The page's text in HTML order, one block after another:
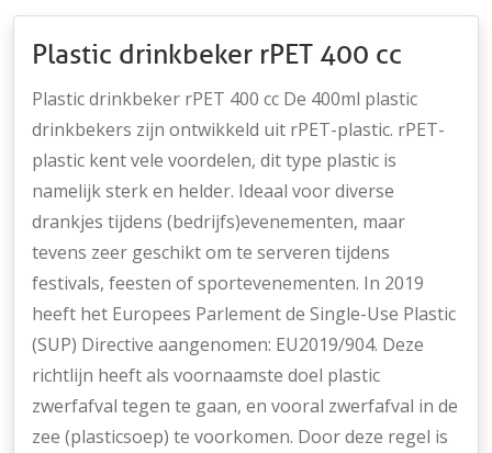
Plastic drinkbeker rPET 400 cc
Plastic drinkbeker rPET 400 cc De 400ml plastic
drinkbekers zijn ontwikkeld uit rPET-plastic. rPET-
plastic kent vele voordelen, dit type plastic is
namelijk sterk en helder. Ideaal voor diverse
drankjes tijdens (bedrijfs)evenementen, maar
tevens zeer geschikt om te serveren tijdens
festivals, feesten of sportevenementen. In 2019
heeft het Europees Parlement de Single-Use Plastic
(SUP) Directive aangenomen: EU2019/904. Deze
richtlijn heeft als voornaamste doel plastic
zwerfafval tegen te gaan, en vooral zwerfafval in de
zee (plasticsoep) te voorkomen. Door deze regel is